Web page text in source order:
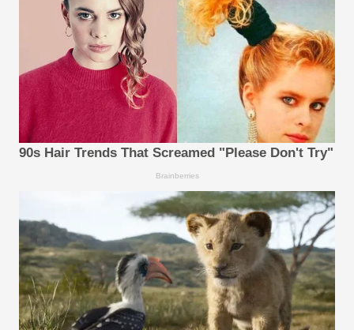
90s Hair Trends That Screamed "Please Don't Try"
Brainberries